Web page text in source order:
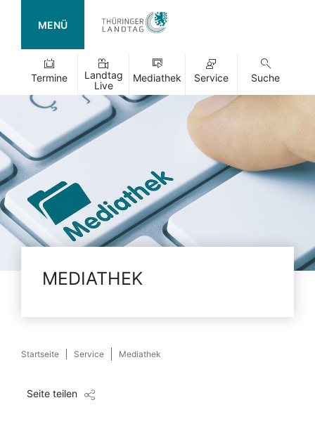
MENÜ
Termine
Landtag
Live
Mediathek Service Suche
MEDIATHEK
Startseite Service Mediathek
Seite teilen